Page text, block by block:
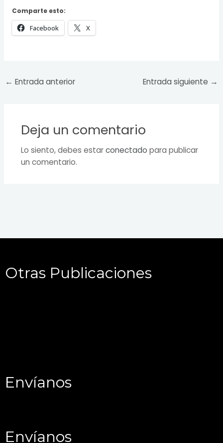
Comparte esto:
Facebook X
← Entrada anterior Entrada siguiente →
Deja un comentario
Lo siento, debes estarconectado para publicar
un comentario.
Otras Publicaciones
Envíanos
Envíanos